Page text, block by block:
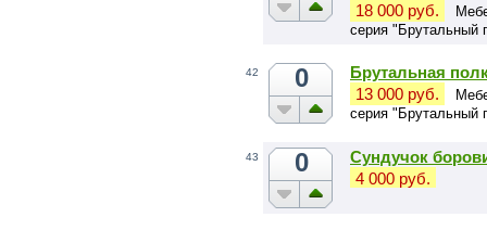
18 000 руб.
серия "Брутальный
42 0
Брутальная
13 000 руб.
серия "Брутальный
43 0
Сундучок
4 000 руб.